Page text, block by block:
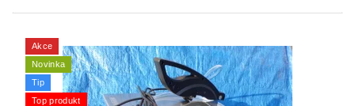
Akce
Novinka
Tip
Top produkt